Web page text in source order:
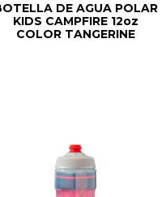
DE AGUA POLAR
KIDS CAMPFIRE 12oz
COLOR TANGERINE